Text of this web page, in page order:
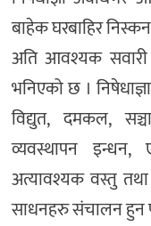
बाहेक घरबाहिर
अति आवश्यक सवारी
भनिएको छ ।
विद्युत, दमकल,
व्यवस्थापन इन्धन,
अत्यावश्यक वस्तु
साधनहरु संचालन हुन